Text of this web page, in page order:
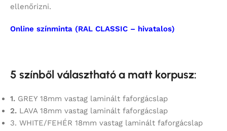
ellenőrizni.
Online színminta (RAL CLASSIC – hivatalos)
5 színből választható a matt korpusz:
1. GREY 18mm vastag laminált faforgácslap
2. LAVA 18mm vastag laminált faforgácslap
3. WHITE/FEHÉR 18mm vastag laminált faforgácslap